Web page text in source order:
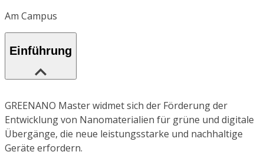
Am Campus
Einführung
GREENANO Master widmet sich der Förderung der
Entwicklung von Nanomaterialien für grüne und digitale
Übergänge, die neue leistungsstarke und nachhaltige
Geräte erfordern.